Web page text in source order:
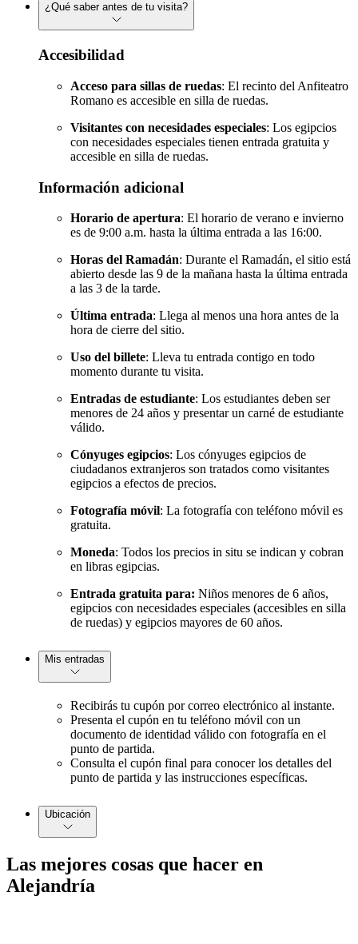
¿Qué saber antes de tu visita?
Accesibilidad
Acceso para sillas de ruedas: El recinto del Anfiteatro
Romano es accesible en silla de ruedas.
Visitantes con necesidades especiales: Los egipcios
con necesidades especiales tienen entrada gratuita y
accesible en silla de ruedas.
Información adicional
Horario de apertura: El horario de verano e invierno
es de 9:00 a.m. hasta la última entrada a las 16:00.
Horas del Ramadán: Durante el Ramadán, el sitio está
abierto desde las 9 de la mañana hasta la última entrada
a las 3 de la tarde.
Última entrada: Llega al menos una hora antes de la
hora de cierre del sitio.
Uso del billete: Lleva tu entrada contigo en todo
momento durante tu visita.
Entradas de estudiante: Los estudiantes deben ser
menores de 24 años y presentar un carné de estudiante
válido.
Cónyuges egipcios: Los cónyuges egipcios de
ciudadanos extranjeros son tratados como visitantes
egipcios a efectos de precios.
Fotografía móvil: La fotografía con teléfono móvil es
gratuita.
Moneda: Todos los precios in situ se indican y cobran
en libras egipcias.
Entrada gratuita para: Niños menores de 6 años,
egipcios con necesidades especiales (accesibles en silla
de ruedas) y egipcios mayores de 60 años.
Mis entradas
Recibirás tu cupón por correo electrónico al instante.
Presenta el cupón en tu teléfono móvil con un
documento de identidad válido con fotografía en el
punto de partida.
Consulta el cupón final para conocer los detalles del
punto de partida y las instrucciones específicas.
Ubicación
Las mejores cosas que hacer en
Alejandría